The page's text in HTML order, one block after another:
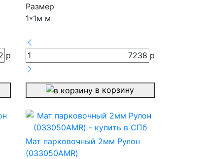
р
Размер
1*1м м
7238 р
в корзину
Мат парковочный 2мм Рулон
(033050AMR)